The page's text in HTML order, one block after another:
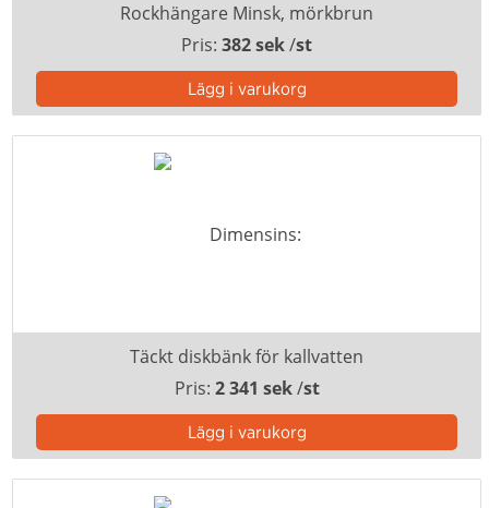
Rockhängare Minsk, mörkbrun
Pris: 382 sek/st
Täckt diskbänk för kallvatten
Pris: 2 341 sek/st